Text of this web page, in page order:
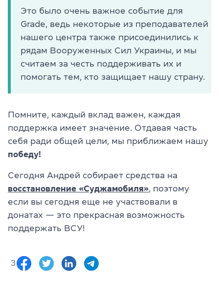
Это было очень важное событие для
Grade, ведь некоторые из преподавателей
нашего центра также присоединились к
рядам Вооруженных Сил Украины, и мы
считаем за честь поддерживать их и
помогать тем, кто защищает нашу страну.
Помните, каждый вклад важен, каждая
поддержка имеет значение. Отдавая часть
себя ради общей цели, мы приближаем нашу
победу!
Сегодня Андрей собирает средства на
восстановление «Суджамобиля» , поэтому
если вы сегодня еще не участвовали в
донатах — это прекрасная возможность
поддержать ВСУ!
3